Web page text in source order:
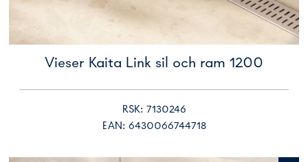
Vieser Kaita Link sil och ram 1200
RSK: 7130246
EAN: 6430066744718